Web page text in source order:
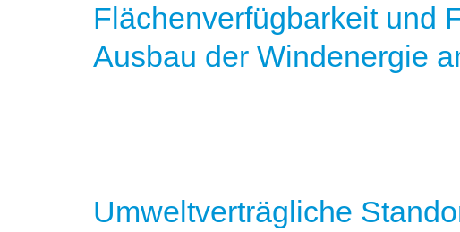
Flächenverfügbarkeit und
Ausbau der Windenergie
Umweltverträgliche